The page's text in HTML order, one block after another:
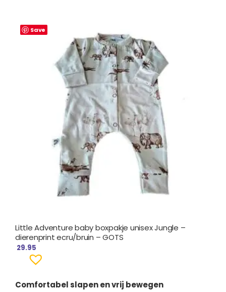
Save
Little Adventure baby boxpakje unisex Jungle –
dierenprint ecru/bruin – GOTS
29.95
Comfortabel slapen en vrij bewegen